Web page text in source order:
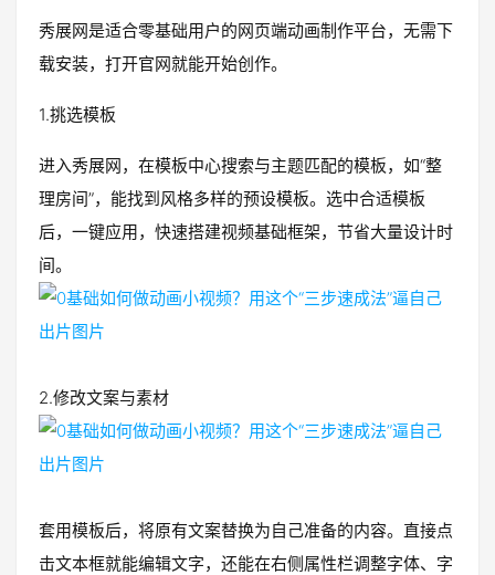
秀展网是适合零基础用户的网页端动画制作平台，无需下
载安装，打开官网就能开始创作。
1.挑选模板
进入秀展网，在模板中心搜索与主题匹配的模板，如“整
理房间”，能找到风格多样的预设模板。选中合适模板
后，一键应用，快速搭建视频基础框架，节省大量设计时
间。
2.修改文案与素材
套用模板后，将原有文案替换为自己准备的内容。直接点
击文本框就能编辑文字，还能在右侧属性栏调整字体、字